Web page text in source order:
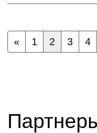
« 1 2 3 4